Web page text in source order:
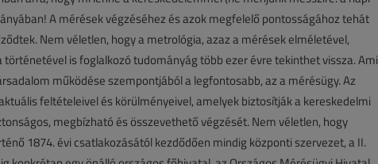
A mérések végzéséhez és azok megfelelő pontosságához tehát
Nem véletlen, hogy a metrológia, azaz a mérések elméletével,
is foglalkozó tudományág több ezer évre tekinthet vissza. Ami
működése szempontjából a legfontosabb, az a mérésügy. Az
feltételeivel és körülményeivel, amelyek biztosítják a kereskedelmi
megbízható és összevethető végzését. Nem véletlen, hogy
1874. évi csatlakozásától kezdődően mindig központi szervezet, a II.